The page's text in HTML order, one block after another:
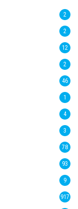
2
2
12
2
46
1
4
3
78
93
9
917